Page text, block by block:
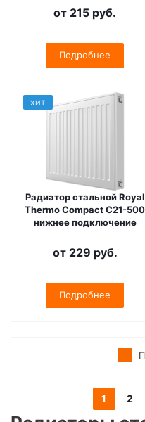
от 215 руб.
Подробнее
ХИТ
Радиатор стальной Royal
Thermo Compact C21-500
нижнее подключение
от 229 руб.
Подробнее
1 2